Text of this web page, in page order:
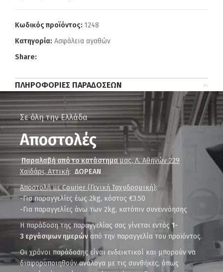
Κωδικός προϊόντος: 1248
Κατηγορία: Ασφάλεια αγαθών
Share:
ΠΛΗΡΟΦΟΡΊΕΣ ΠΑΡΑΔΌΣΕΩΝ
Σε όλη την Ελλάδα
Αποστολές
Παραλαβή από το κατάστημα μας, Λ. Αθηνών 229
Χαϊδάρι, Αττική:ΔΩΡΕΑΝ
Αποστολή με Courier (Γενική Ταχυδρομική):
-Για παραγγελίες έως 2kg, κόστος €3.50
-Για παραγγελίες άνω των 2kg, κατόπιν συνεννόησης
Η παράδοση της παραγγελίας σας γίνεται εντός1-
3 εργάσιμων ημερών από την παραγγελία του προϊόντος.
Οι χρόνοι παράδοσης είναι ενδεικτικοί και μπορούν να
διαφοροποιηθούν ανάλογα με τις συνθήκες, όπως